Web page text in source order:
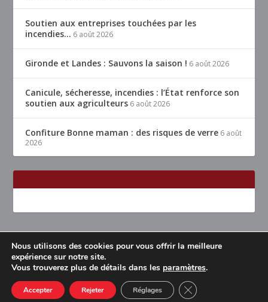
Soutien aux entreprises touchées par les
incendies… 6 août 2026
Gironde et Landes : Sauvons la saison ! 6 août 2026
Canicule, sécheresse, incendies : l’État renforce son
soutien aux agriculteurs 6 août 2026
Confiture Bonne maman : des risques de verre 6 août
2026
Conçu parElegant Themes | Propulsé parWordPress
Accueil Restaurants Lyon & alentours
Mentions légales
Contact
Nous utilisons des cookies pour vous offrir la meilleure
expérience sur notre site.
Vous trouverez plus de détails dans les paramètres.
Accepter Rejeter Réglages CLOSE GDPR